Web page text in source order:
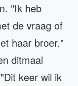
"Ik heb
de vraag of
haar broer."
ditmaal
keer wil ik